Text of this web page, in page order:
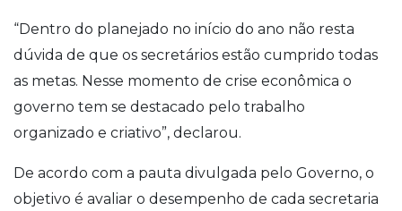
“Dentro do planejado no início do ano não resta
dúvida de que os secretários estão cumprido todas
as metas. Nesse momento de crise econômica o
governo tem se destacado pelo trabalho
organizado e criativo”, declarou.
De acordo com a pauta divulgada pelo Governo, o
objetivo é avaliar o desempenho de cada secretaria